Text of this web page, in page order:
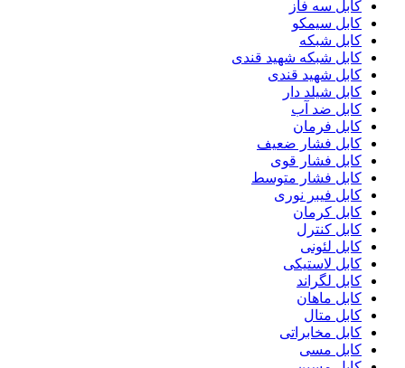
کابل سه فاز
کابل سیمکو
کابل شبکه
کابل شبکه شهید قندی
کابل شهید قندی
کابل شیلد دار
کابل ضد آب
کابل فرمان
کابل فشار ضعیف
کابل فشار قوی
کابل فشار متوسط
کابل فیبر نوری
کابل کرمان
کابل کنترل
کابل لئونی
کابل لاستیکی
کابل لگراند
کابل ماهان
کابل متال
کابل مخابراتی
کابل مسی